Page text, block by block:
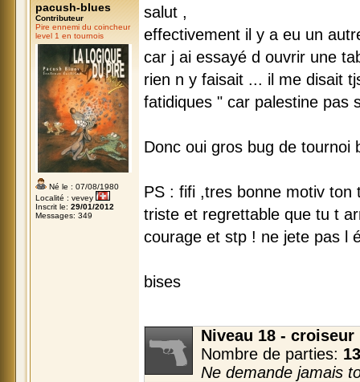
pacush-blues
Contributeur
Pire ennemi du coincheur
level 1 en tournois
Né le : 07/08/1980
Localité : vevey
Inscrit le: 29/01/2012
Messages: 349
salut ,
effectivement il y a eu un
car j ai essayé d ouvrir une
rien n y faisait ... il me disait
fatidiques " car palestine pas
Donc oui gros bug de tournoi
PS : fifi ,tres bonne motiv
triste et regrettable que tu t
courage et stp ! ne jete pas l
bises
Niveau 18 -
Nombre de parties:
Ne demande jamais